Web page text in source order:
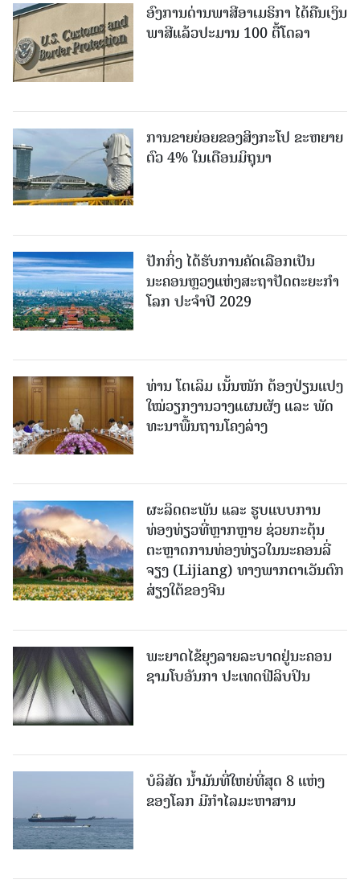
ອົງການດ່ານພາສີອາເມຣິກາ ໄດ້ຄືນເງິນ
ພາສີແລ້ວປະມານ 100 ຕື້ໂດລາ
ການຂາຍຍ່ອຍຂອງສິງກະໂປ ຂະຫຍາຍ
ຕົວ 4% ໃນເດືອນມິຖຸນາ
ປັກກິ່ງ ໄດ້ຮັບການຄັດເລືອກເປັນ
ນະຄອນຫຼວງແຫ່ງສະຖາປັດຕະຍະກຳ
ໂລກ ປະຈຳປີ 2029
ທ່ານ ໂຕ​ເລິມ ເນັ້ນໜັກ ຕ້ອງ​ປ່ຽນ​ແປງ​
ໃໝ່​ວຽກ​ງານ​ວາງ​ແຜນ​ຜັງ ແລະ ​ພັດ​
ທະ​ນາ​ພື້ນ​ຖານ​ໂຄງ​ລ່າງ
ຜະລິດຕະພັນ ແລະ ຮູບແບບການ
ທ່ອງທ່ຽວທີ່ຫຼາກຫຼາຍ ຊ່ວຍກະຕຸ້ນ
ຕະຫຼາດການທ່ອງທ່ຽວໃນນະຄອນລີ່
ຈຽງ (Lijiang) ທາງພາກຕາເວັນຕົກ
ສ່ຽງໃຕ້ຂອງຈີນ
ພະຍາດໄຂ້ຍຸງລາຍລະບາດຢູ່ນະຄອນ
ຊາມໂບ​ອັນກາ ປະເທດຟີລິບປິນ
ບໍລິສັດ ນ້ຳມັນທີ່ໃຫຍ່ທີ່ສຸດ 8 ແຫ່ງ
ຂອງໂລກ ມີກຳໄລມະຫາສານ